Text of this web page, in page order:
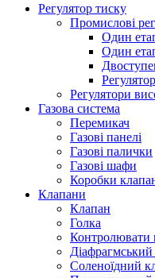
Регулятор тиску
Промислові
Один
Один
Регулятори
Газова система
Перемикач
Газові панелі
Газові палички
Газові шафи
Коробки
Клапани
Клапан
Голка
Контролювати
Соленоїдний